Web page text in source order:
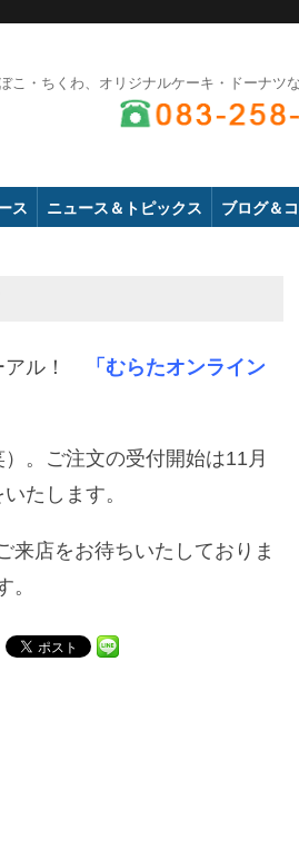
こ・ちくわ、オリジナルケーキ・ドーナツ
ス ニュース＆トピックス ブログ＆
アル！
「むらたオンライン
。ご注文の受付開始は11月
たします。
来店をお待ちいたしておりま
。